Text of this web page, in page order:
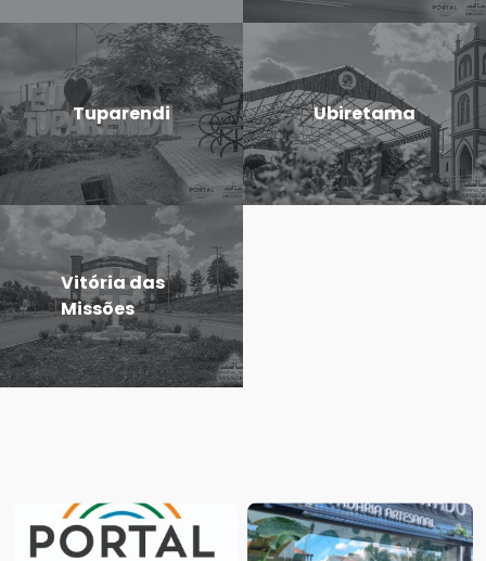
Tuparendi Ubiretama
Vitória das
Missões